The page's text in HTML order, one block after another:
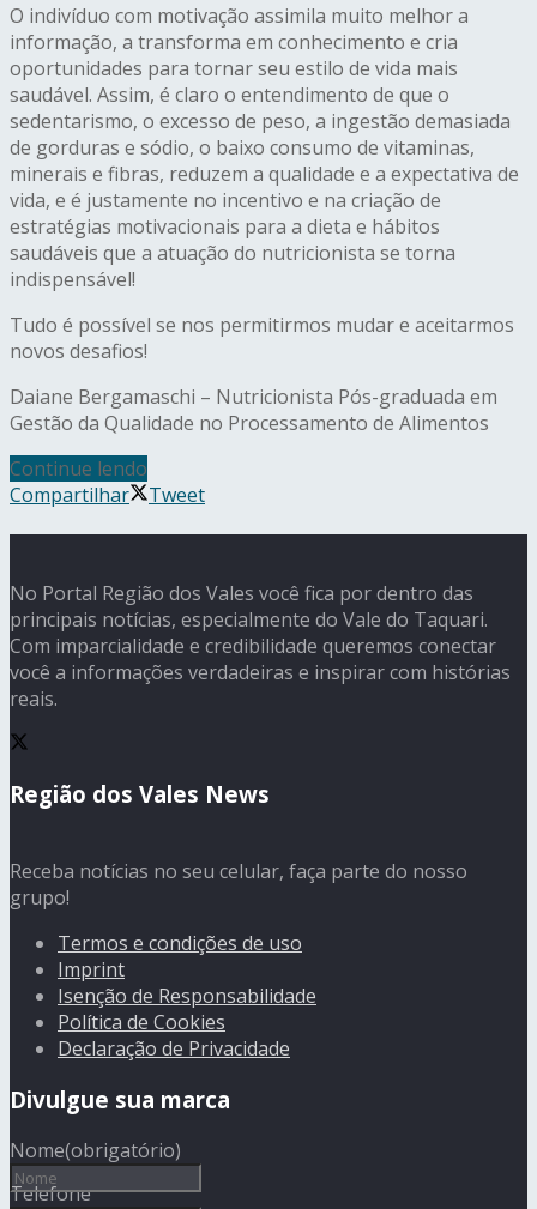
O indivíduo com motivação assimila muito melhor a
informação, a transforma em conhecimento e cria
oportunidades para tornar seu estilo de vida mais
saudável. Assim, é claro o entendimento de que o
sedentarismo, o excesso de peso, a ingestão demasiada
de gorduras e sódio, o baixo consumo de vitaminas,
minerais e fibras, reduzem a qualidade e a expectativa de
vida, e é justamente no incentivo e na criação de
estratégias motivacionais para a dieta e hábitos
saudáveis que a atuação do nutricionista se torna
indispensável!
Tudo é possível se nos permitirmos mudar e aceitarmos
novos desafios!
Daiane Bergamaschi – Nutricionista Pós-graduada em
Gestão da Qualidade no Processamento de Alimentos
Continue lendo
Compartilhar
Tweet
No Portal Região dos Vales você fica por dentro das
principais notícias, especialmente do Vale do Taquari.
Com imparcialidade e credibilidade queremos conectar
você a informações verdadeiras e inspirar com histórias
reais.
Região dos Vales News
Receba notícias no seu celular, faça parte do nosso
grupo!
Termos e condições de uso
Imprint
Isenção de Responsabilidade
Política de Cookies
Declaração de Privacidade
Divulgue sua marca
Nome(obrigatório)
Telefone